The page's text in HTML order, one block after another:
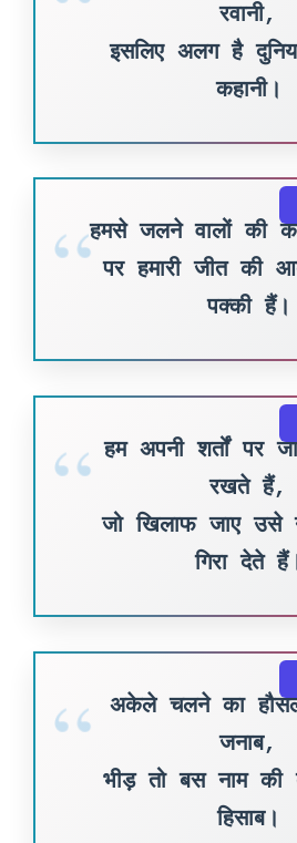
रवानी,
इसलिए अलग है
कहानी।
हमसे जलने वालों की
पर हमारी जीत की
पक्की हैं।
हम अपनी शर्तों पर
रखते हैं,
जो खिलाफ जाए उसे
गिरा देते
अकेले चलने का
जनाब,
भीड़ तो बस नाम की
हिसाब।